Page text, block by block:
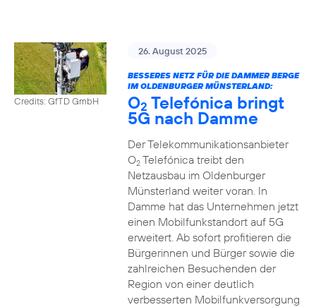
Credits: GfTD GmbH
26. August 2025
BESSERES NETZ FÜR DIE DAMMER BERGE
IM OLDENBURGER MÜNSTERLAND:
O2 Telefónica bringt
5G nach Damme
Der Telekommunikationsanbieter
O2Telefónica treibt den
Netzausbau im Oldenburger
Münsterland weiter voran. In
Damme hat das Unternehmen jetzt
einen Mobilfunkstandort auf 5G
erweitert. Ab sofort profitieren die
Bürgerinnen und Bürger sowie die
zahlreichen Besuchenden der
Region von einer deutlich
verbesserten Mobilfunkversorgung